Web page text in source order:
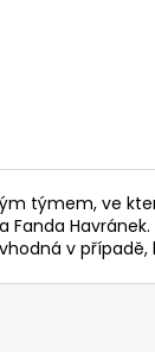
týmem, ve
Fanda
v